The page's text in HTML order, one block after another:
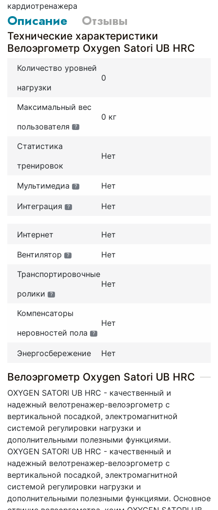
кардиотренажера
Описание Отзывы
Технические характеристики
Велоэргометр Oxygen Satori UB HRC
Количество уровней
нагрузки
0
Максимальный вес
пользователя
?
0 кг
Статистика
тренировок
Нет
Мультимедиа ? Нет
Интеграция ? Нет
Интернет Нет
Вентилятор ?
Нет
Транспортировочные
ролики
?
Нет
Компенсаторы
неровностей пола
?
Нет
Энергосбережение Нет
Велоэргометр Oxygen Satori UB HRC
OXYGEN SATORI UB HRC - качественный и
надежный велотренажер-велоэргометр с
вертикальной посадкой, электромагнитной
системой регулировки нагрузки и
дополнительными полезными функциями.
OXYGEN SATORI UB HRC - качественный и
надежный велотренажер-велоэргометр с
вертикальной посадкой, электромагнитной
системой регулировки нагрузки и
дополнительными полезными функциями. Основное